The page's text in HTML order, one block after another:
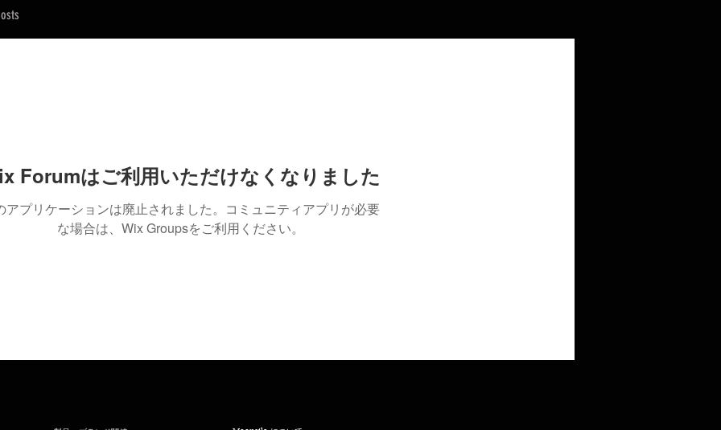
Forumはご利用いただけなくなりました
アプリケーションは廃止されました。コミュニティアプリが必要
な場合は、Wix Groupsをご利用ください。